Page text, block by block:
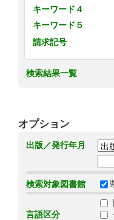
キーワード４
キーワード５
請求記号
検索結果一覧
オプション
出版／発行年月
検索対象図書館
言語区分